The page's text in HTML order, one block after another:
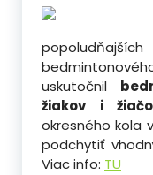
uskutočnil
žiakov i
okresného kola
podchytiť
Viac info: TU